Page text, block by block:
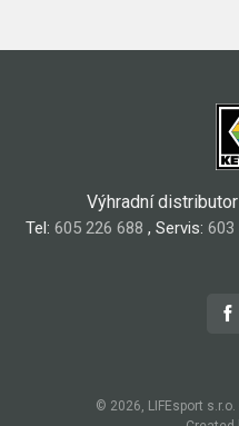
Výhradní distributor
Tel: 605 226 688 , Servis: 603
© 2026, LIFEsport